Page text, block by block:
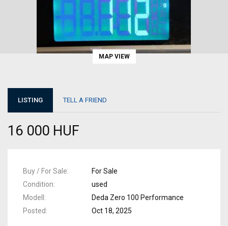
MAP VIEW
LISTING TELL A FRIEND
16 000 HUF
Buy / For Sale
For Sale
Condition
used
Modell
Deda Zero 100 Performance
Posted
Oct 18, 2025